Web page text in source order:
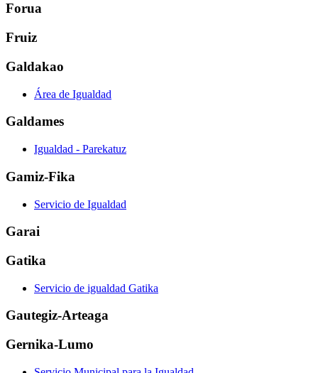
Forua
Fruiz
Galdakao
Área de Igualdad
Galdames
Igualdad - Parekatuz
Gamiz-Fika
Servicio de Igualdad
Garai
Gatika
Servicio de igualdad Gatika
Gautegiz-Arteaga
Gernika-Lumo